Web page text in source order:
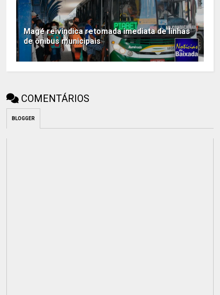
Magé reivindica retomada imediata de linhas
de ônibus municipais
COMENTÁRIOS
BLOGGER